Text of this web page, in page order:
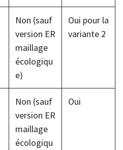
Non (sauf
version ER
maillage
écologiqu
e)
Oui pour la
variante 2
Non (sauf
version ER
maillage
écologiqu
Oui